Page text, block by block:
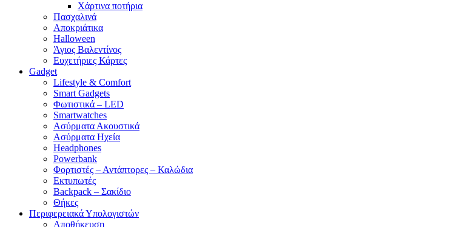
Χάρτινα ποτήρια
Πασχαλινά
Αποκριάτικα
Halloween
Άγιος Βαλεντίνος
Ευχετήριες Κάρτες
Gadget
Lifestyle & Comfort
Smart Gadgets
Φωτιστικά – LED
Smartwatches
Ασύρματα Ακουστικά
Ασύρματα Ηχεία
Headphones
Powerbank
Φορτιστές – Αντάπτορες – Καλώδια
Εκτυπωτές
Backpack – Σακίδιο
Θήκες
Περιφερειακά Υπολογιστών
Αποθήκευση